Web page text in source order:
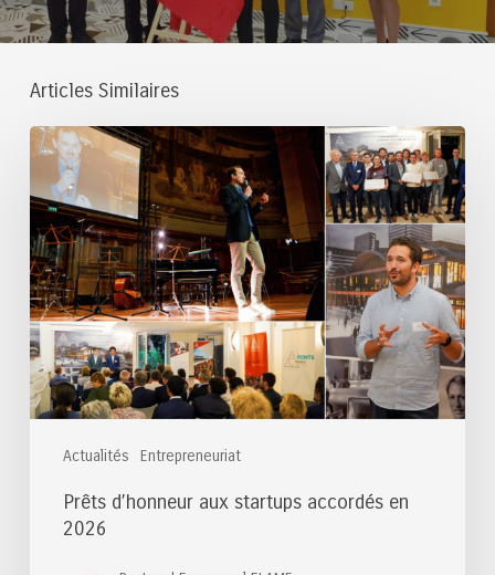
Articles Similaires
Actualités Entrepreneuriat
Prêts
d’honneur
aux
startups
accordés
en
2026
Prêts d’honneur aux startups accordés en
2026